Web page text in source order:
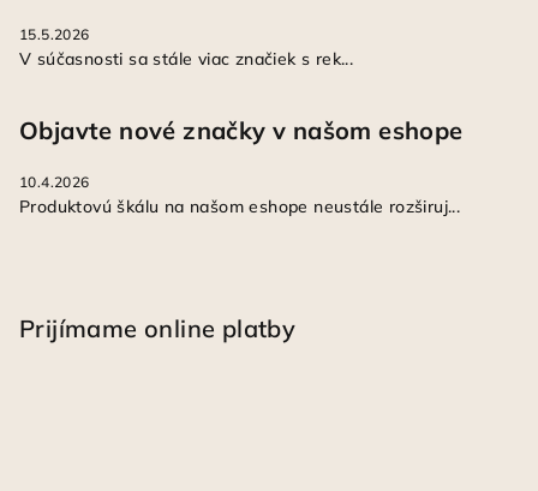
15.5.2026
V súčasnosti sa stále viac značiek s rek...
Objavte nové značky v našom eshope
10.4.2026
Produktovú škálu na našom eshope neustále rozširuj...
Prijímame online platby